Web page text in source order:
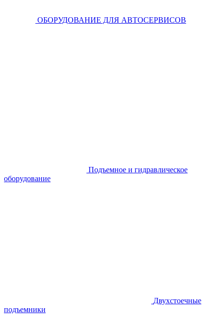
ОБОРУДОВАНИЕ ДЛЯ АВТОСЕРВИСОВ
Подъемное и гидравлическое
оборудование
Двухстоечные
подъемники